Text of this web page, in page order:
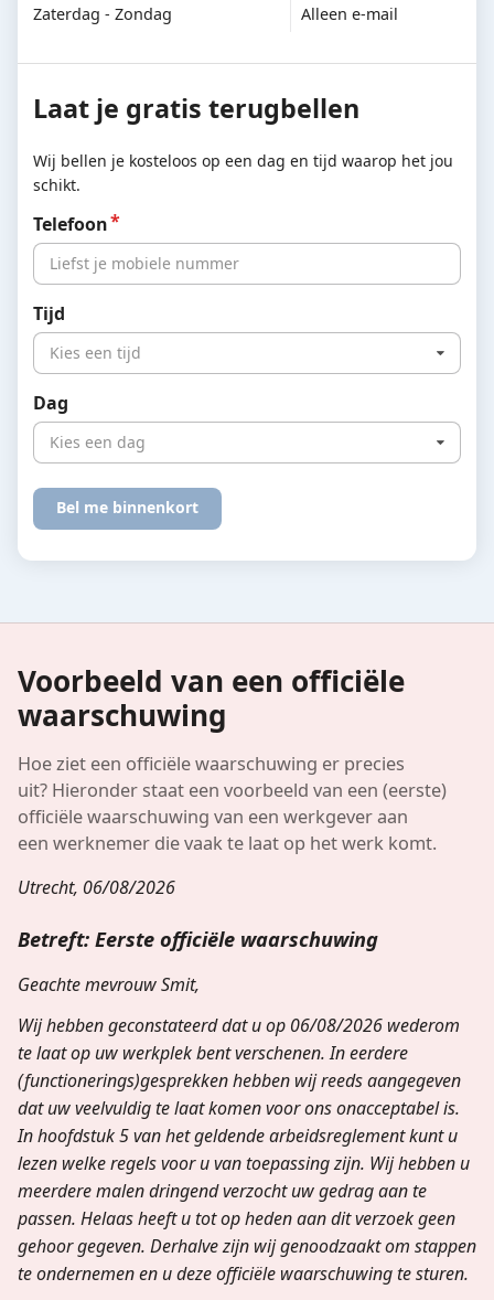
Zaterdag - Zondag Alleen e-mail
Laat je gratis terugbellen
Wij bellen je kosteloos op een dag en tijd waarop het jou
schikt.
Telefoon
Tijd
Kies een tijd
Dag
Kies een dag
Voorbeeld van een officiële
waarschuwing
Hoe ziet een officiële waarschuwing er precies
uit? Hieronder staat een voorbeeld van een (eerste)
officiële waarschuwing van een werkgever aan
een werknemer die vaak te laat op het werk komt.
Utrecht, 06/08/2026
Betreft: Eerste officiële waarschuwing
Geachte mevrouw Smit,
Wij hebben geconstateerd dat u op 06/08/2026 wederom
te laat op uw werkplek bent verschenen. In eerdere
(functionerings)gesprekken hebben wij reeds aangegeven
dat uw veelvuldig te laat komen voor ons onacceptabel is.
In hoofdstuk 5 van het geldende arbeidsreglement kunt u
lezen welke regels voor u van toepassing zijn. Wij hebben u
meerdere malen dringend verzocht uw gedrag aan te
passen. Helaas heeft u tot op heden aan dit verzoek geen
gehoor gegeven. Derhalve zijn wij genoodzaakt om stappen
te ondernemen en u deze officiële waarschuwing te sturen.